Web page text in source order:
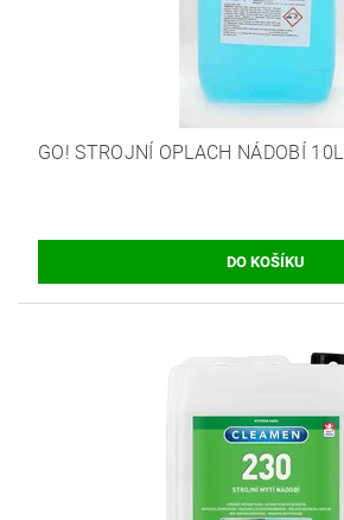
GO! STROJNÍ OPLACH NÁDOBÍ 10L